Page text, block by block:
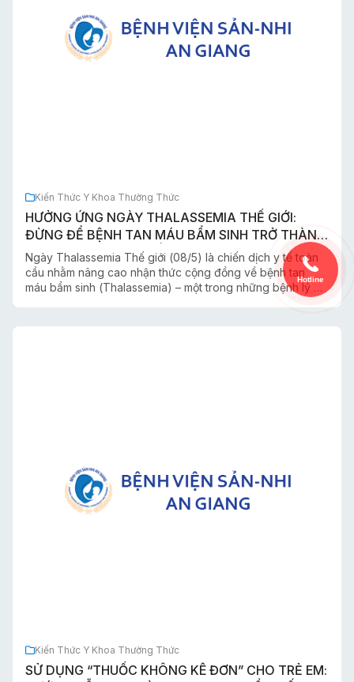
Kiến Thức Y Khoa Thường Thức
HƯỞNG ỨNG NGÀY THALASSEMIA THẾ GIỚI:
ĐỪNG ĐỂ BỆNH TAN MÁU BẨM SINH TRỞ THÀNH
GÁNH NẶNG CHO THẾ HỆ MAI SAU
Ngày Thalassemia Thế giới (08/5) là chiến dịch y tế toàn
cầu nhằm nâng cao nhận thức cộng đồng về bệnh tan
máu bẩm sinh (Thalassemia) – một trong những bệnh lý di
Kiến Thức Y Khoa Thường Thức
SỬ DỤNG “THUỐC KHÔNG KÊ ĐƠN” CHO TRẺ EM:
Hotline